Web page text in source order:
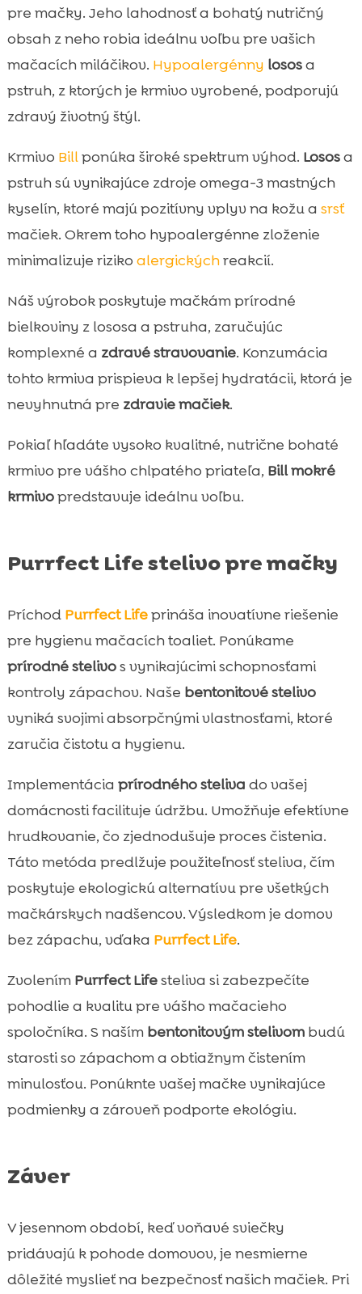
pre mačky. Jeho lahodnosť a bohatý nutričný
obsah z neho robia ideálnu voľbu pre vašich
mačacích miláčikov. Hypoalergénny lososa
pstruh, z ktorých je krmivo vyrobené, podporujú
zdravý životný štýl.
Krmivo Billponúka široké spektrum výhod. Lososa
pstruh sú vynikajúce zdroje omega-3 mastných
kyselín, ktoré majú pozitívny vplyv na kožu a srsť
mačiek. Okrem toho hypoalergénne zloženie
minimalizuje riziko alergickýchreakcií.
Náš výrobok poskytuje mačkám prírodné
bielkoviny z lososa a pstruha, zaručujúc
komplexné a zdravé stravovanie. Konzumácia
tohto krmiva prispieva k lepšej hydratácii, ktorá je
nevyhnutná pre zdravie mačiek.
Pokiaľ hľadáte vysoko kvalitné, nutrične bohaté
krmivo pre vášho chlpatého priateľa, Bill mokré
krmivopredstavuje ideálnu voľbu.
Purrfect Life stelivo pre mačky
Príchod Purrfect Lifeprináša inovatívne riešenie
pre hygienu mačacích toaliet. Ponúkame
prírodné stelivos vynikajúcimi schopnosťami
kontroly zápachov. Naše bentonitové stelivo
vyniká svojimi absorpčnými vlastnosťami, ktoré
zaručia čistotu a hygienu.
Implementácia prírodného steliva do vašej
domácnosti facilituje údržbu. Umožňuje efektívne
hrudkovanie, čo zjednodušuje proces čistenia.
Táto metóda predlžuje použiteľnosť steliva, čím
poskytuje ekologickú alternatívu pre všetkých
mačkárskych nadšencov. Výsledkom je domov
bez zápachu, vďaka Purrfect Life.
Zvolením Purrfect Lifesteliva si zabezpečíte
pohodlie a kvalitu pre vášho mačacieho
spoločníka. S naším bentonitovým stelivombudú
starosti so zápachom a obtiažnym čistením
minulosťou. Ponúknte vašej mačke vynikajúce
podmienky a zároveň podporte ekológiu.
Záver
V jesennom období, keď voňavé sviečky
pridávajú k pohode domovov, je nesmierne
dôležité myslieť na bezpečnosť našich mačiek. Pri